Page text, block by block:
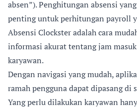
absen”). Penghitungan absensi
penting untuk perhitungan payroll
Absensi Clockster adalah cara
informasi akurat tentang jam
karyawan.
Dengan navigasi yang mudah,
ramah pengguna dapat dipasang di
Yang perlu dilakukan karyawan